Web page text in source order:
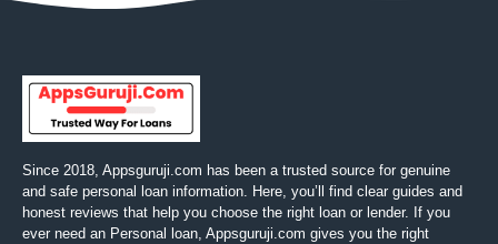
Since 2018, Appsguruji.com has been a trusted source for genuine
and safe personal loan information. Here, you’ll find clear guides and
honest reviews that help you choose the right loan or lender. If you
ever need an Personal loan, Appsguruji.com gives you the right